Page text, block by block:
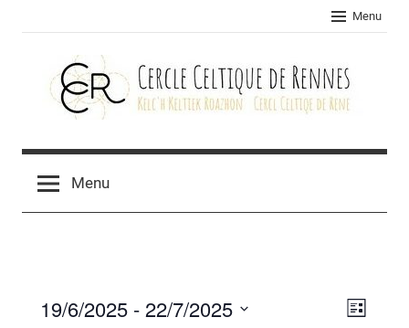
Menu
Cercle
celtique
Menu
Liste
19/6/2025 - 22/7/2025